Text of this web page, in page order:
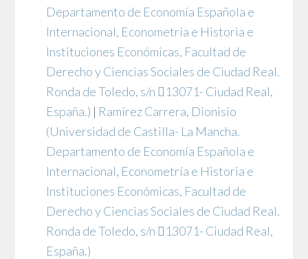
Departamento de Economía Española e
Internacional, Econometría e Historia e
Instituciones Económicas, Facultad de
Derecho y Ciencias Sociales de Ciudad Real.
Ronda de Toledo, s/n 13071- Ciudad Real,
España.) | Ramírez Carrera, Dionisio
(Universidad de Castilla- La Mancha.
Departamento de Economía Española e
Internacional, Econometría e Historia e
Instituciones Económicas, Facultad de
Derecho y Ciencias Sociales de Ciudad Real.
Ronda de Toledo, s/n 13071- Ciudad Real,
España.)